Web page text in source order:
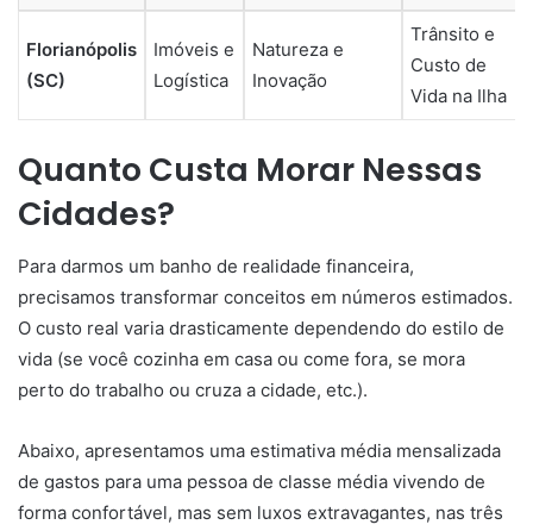
Florianópolis
(SC)
Imóveis e
Logística
Natureza e
Inovação
Trânsito e
Custo de
Vida na Ilha
Quanto Custa Morar Nessas
Cidades?
Para darmos um banho de realidade financeira,
precisamos transformar conceitos em números estimados.
O custo real varia drasticamente dependendo do estilo de
vida (se você cozinha em casa ou come fora, se mora
perto do trabalho ou cruza a cidade, etc.).
Abaixo, apresentamos uma estimativa média mensalizada
de gastos para uma pessoa de classe média vivendo de
forma confortável, mas sem luxos extravagantes, nas três